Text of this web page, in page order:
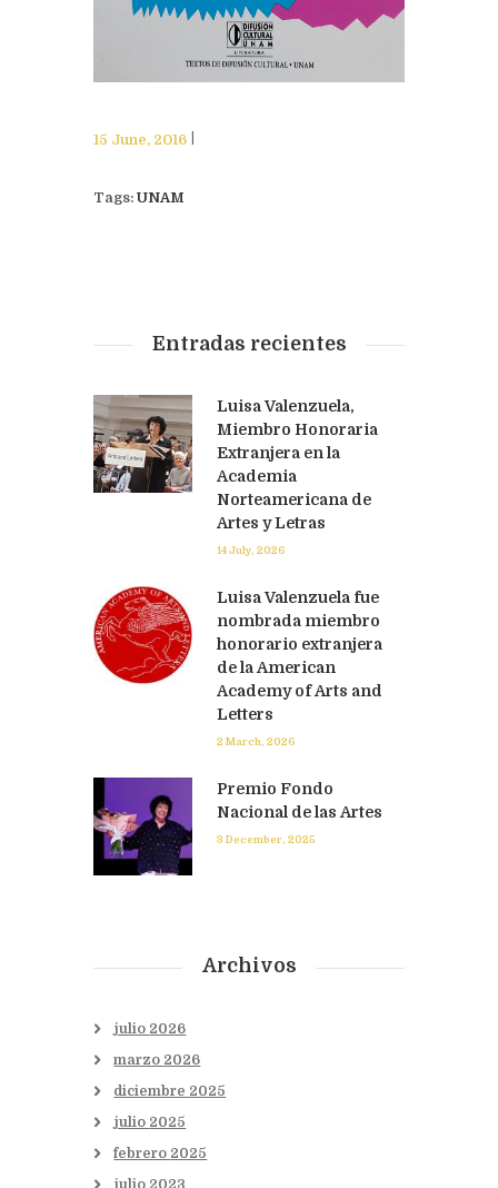
15 June, 2016
Tags: UNAM
Entradas recientes
Luisa Valenzuela,
Miembro Honoraria
Extranjera en la
Academia
Norteamericana de
Artes y Letras
14 July, 2026
Luisa Valenzuela fue
nombrada miembro
honorario extranjera
de la American
Academy of Arts and
Letters
2 March, 2026
Premio Fondo
Nacional de las Artes
3 December, 2025
Archivos
julio 2026
marzo 2026
diciembre 2025
julio 2025
febrero 2025
julio 2023